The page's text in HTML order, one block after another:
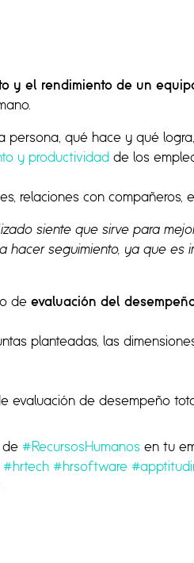
y el rendimiento de un
qué hace y qué
y productividad de los
relaciones con compañeros,
siente que sirve para
seguimiento, ya que es
de evaluación del
planteadas, las
evaluación de desempeño
de #RecursosHumanos en tu
#hrtech #hrsoftware